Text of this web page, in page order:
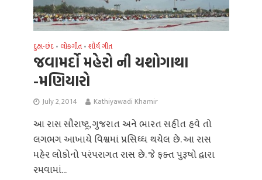
દુહા-છંદ • લોકગીત • શૌર્ય ગીત
જવામર્દો મહેરો ની યશોગાથા
-મણિયારો
July 2, 2014 Kathiyawadi Khamir
આ રાસ સૌરાષ્ટ્ર, ગુજરાત અને ભારત સહીત હવે તો
લગભગ આખાયે વિશ્વમાં પ્રસિધ્ધ થયેલ છે. આ રાસ
મહેર લોકોનો પરંપરાગત રાસ છે. જે ફક્ત પુરૂષો દ્વારા
રમવામાં...